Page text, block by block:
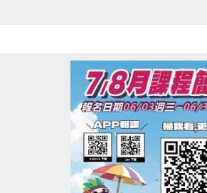
→ 優惠次數僅4,800人次，額滿為
◆體適能: 半價$25/時 ◆第二小時
→ 優惠次數僅1,600人次，額滿為
【特色課程優惠】
每 5 堂為一期，只要當期到課時數